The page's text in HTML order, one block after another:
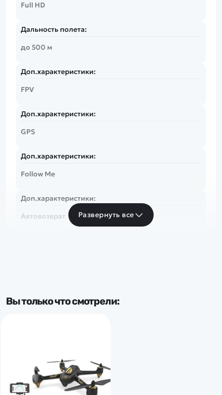
Full HD
Дальность полета:
до 500 м
Доп.характеристики:
FPV
Доп.характеристики:
GPS
Доп.характеристики:
Follow Me
Доп.характеристики:
Автовозврат
без подвеса
Развернуть все
Вы только что смотрели: